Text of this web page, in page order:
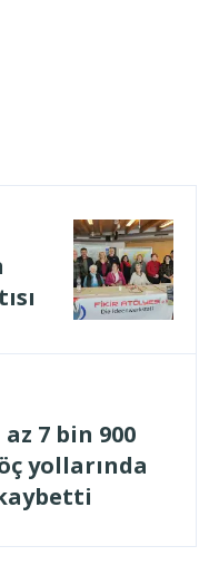
az 7 bin 900
yollarında